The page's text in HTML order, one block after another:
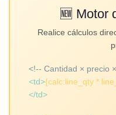
🆕 Motor
Realice cálculos
<!-- Cantidad × precio
<td>{calc:line_qty *
</td>